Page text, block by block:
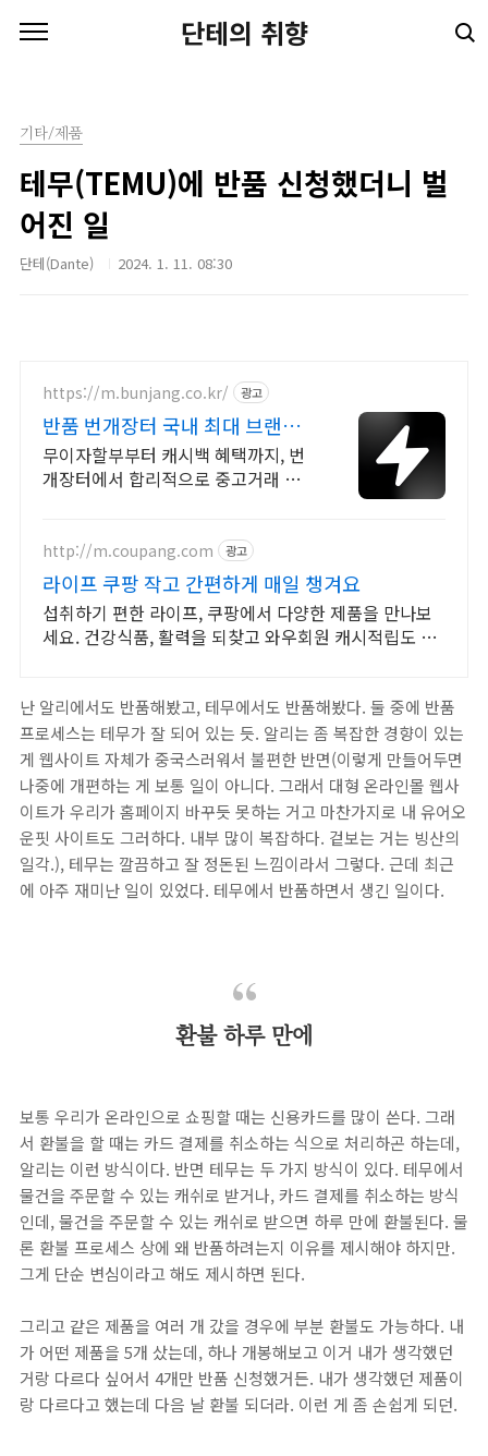
단테의 취향
기타/제품
테무(TEMU)에 반품 신청했더니 벌
어진 일
단테(Dante) 2024. 1. 11. 08:30
https://m.bunjang.co.kr/ 광고
반품 번개장터 국내 최대 브랜드
중고거래
무이자할부부터 캐시백 혜택까지, 번
개장터에서 합리적으로 중고거래 하
상품 업로드
http://m.coupang.com 광고
라이프 쿠팡 작고 간편하게 매일 챙겨요
섭취하기 편한 라이프, 쿠팡에서 다양한 제품을 만나보
세요. 건강식품, 활력을 되찾고 와우회원 캐시적립도 받
난 알리에서도 반품해봤고, 테무에서도 반품해봤다. 둘 중에 반품
프로세스는 테무가 잘 되어 있는 듯. 알리는 좀 복잡한 경향이 있는
게 웹사이트 자체가 중국스러워서 불편한 반면(이렇게 만들어두면
나중에 개편하는 게 보통 일이 아니다. 그래서 대형 온라인몰 웹사
이트가 우리가 홈페이지 바꾸듯 못하는 거고 마찬가지로 내 유어오
운핏 사이트도 그러하다. 내부 많이 복잡하다. 겉보는 거는 빙산의
일각.), 테무는 깔끔하고 잘 정돈된 느낌이라서 그렇다. 근데 최근
에 아주 재미난 일이 있었다. 테무에서 반품하면서 생긴 일이다.
환불 하루 만에
보통 우리가 온라인으로 쇼핑할 때는 신용카드를 많이 쓴다. 그래
서 환불을 할 때는 카드 결제를 취소하는 식으로 처리하곤 하는데,
알리는 이런 방식이다. 반면 테무는 두 가지 방식이 있다. 테무에서
물건을 주문할 수 있는 캐쉬로 받거나, 카드 결제를 취소하는 방식
인데, 물건을 주문할 수 있는 캐쉬로 받으면 하루 만에 환불된다. 물
론 환불 프로세스 상에 왜 반품하려는지 이유를 제시해야 하지만.
그게 단순 변심이라고 해도 제시하면 된다.
그리고 같은 제품을 여러 개 갔을 경우에 부분 환불도 가능하다. 내
가 어떤 제품을 5개 샀는데, 하나 개봉해보고 이거 내가 생각했던
거랑 다르다 싶어서 4개만 반품 신청했거든. 내가 생각했던 제품이
랑 다르다고 했는데 다음 날 환불 되더라. 이런 게 좀 손쉽게 되던.